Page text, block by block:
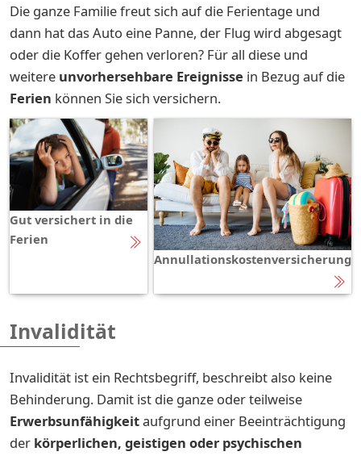
Die ganze Familie freut sich auf die Ferientage und
dann hat das Auto eine Panne, der Flug wird abgesagt
oder die Koffer gehen verloren? Für all diese und
weitere unvorhersehbare Ereignisse in Bezug auf die
Ferien können Sie sich versichern.
Gut versichert in die
Ferien
Annullationskostenversicherung
Invalidität
Invalidität ist ein Rechtsbegriff, beschreibt also keine
Behinderung. Damit ist die ganze oder teilweise
Erwerbsunfähigkeitaufgrund einer Beeinträchtigung
der körperlichen, geistigen oder psychischen